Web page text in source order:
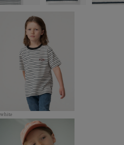
white